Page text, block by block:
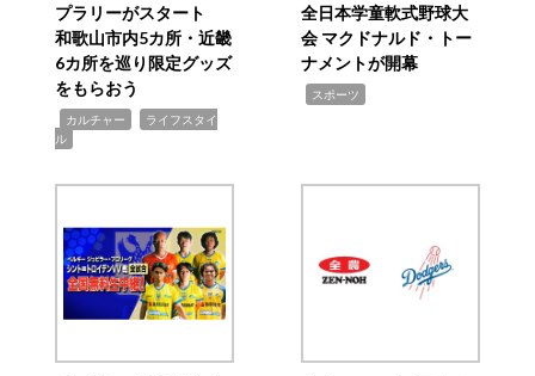
プラリーがスタート
和歌山市内5カ所・近畿
6カ所を巡り限定グッズ
をもらおう
カルチャー
ライフスタイ
ル
全日本学童軟式野球大
会 マクドナルド・トー
ナメントが開幕
スポーツ